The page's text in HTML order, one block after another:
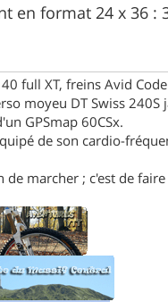
en format 24 x 36 :
full XT, freins Avid
moyeu DT Swiss 240S
GPSmap 60CSx.
de son cardio-
de marcher ; c'est de